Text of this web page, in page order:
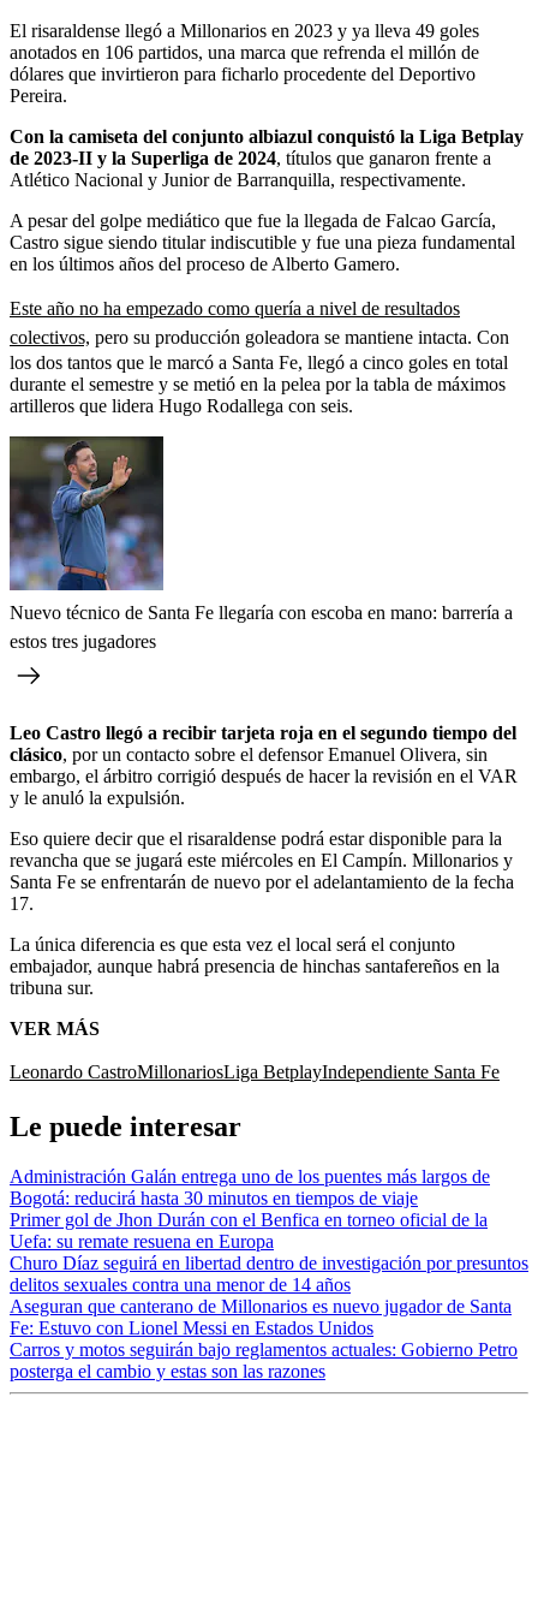
El risaraldense llegó a Millonarios en 2023 y ya lleva 49 goles
anotados en 106 partidos, una marca que refrenda el millón de
dólares que invirtieron para ficharlo procedente del Deportivo
Pereira.
Con la camiseta del conjunto albiazul conquistó la Liga Betplay
de 2023-II y la Superliga de 2024, títulos que ganaron frente a
Atlético Nacional y Junior de Barranquilla, respectivamente.
A pesar del golpe mediático que fue la llegada de Falcao García,
Castro sigue siendo titular indiscutible y fue una pieza fundamental
en los últimos años del proceso de Alberto Gamero.
Este año no ha empezado como quería a nivel de resultados
colectivos, pero su producción goleadora se mantiene intacta. Con
los dos tantos que le marcó a Santa Fe, llegó a cinco goles en total
durante el semestre y se metió en la pelea por la tabla de máximos
artilleros que lidera Hugo Rodallega con seis.
Nuevo técnico de Santa Fe llegaría con escoba en mano: barrería a
estos tres jugadores
Leo Castro llegó a recibir tarjeta roja en el segundo tiempo del
clásico, por un contacto sobre el defensor Emanuel Olivera, sin
embargo, el árbitro corrigió después de hacer la revisión en el VAR
y le anuló la expulsión.
Eso quiere decir que el risaraldense podrá estar disponible para la
revancha que se jugará este miércoles en El Campín. Millonarios y
Santa Fe se enfrentarán de nuevo por el adelantamiento de la fecha
17.
La única diferencia es que esta vez el local será el conjunto
embajador, aunque habrá presencia de hinchas santafereños en la
tribuna sur.
VER MÁS
Leonardo CastroMillonariosLiga BetplayIndependiente Santa Fe
Le puede interesar
Administración Galán entrega uno de los puentes más largos de
Bogotá: reducirá hasta 30 minutos en tiempos de viaje
Primer gol de Jhon Durán con el Benfica en torneo oficial de la
Uefa: su remate resuena en Europa
Churo Díaz seguirá en libertad dentro de investigación por presuntos
delitos sexuales contra una menor de 14 años
Aseguran que canterano de Millonarios es nuevo jugador de Santa
Fe: Estuvo con Lionel Messi en Estados Unidos
Carros y motos seguirán bajo reglamentos actuales: Gobierno Petro
posterga el cambio y estas son las razones